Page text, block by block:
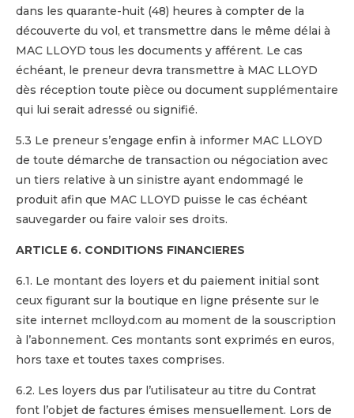
dans les quarante-huit (48) heures à compter de la
découverte du vol, et transmettre dans le même délai à
MAC LLOYD tous les documents y afférent. Le cas
échéant, le preneur devra transmettre à MAC LLOYD
dès réception toute pièce ou document supplémentaire
qui lui serait adressé ou signifié.
5.3 Le preneur s’engage enfin à informer MAC LLOYD
de toute démarche de transaction ou négociation avec
un tiers relative à un sinistre ayant endommagé le
produit afin que MAC LLOYD puisse le cas échéant
sauvegarder ou faire valoir ses droits.
ARTICLE 6. CONDITIONS FINANCIERES
6.1. Le montant des loyers et du paiement initial sont
ceux figurant sur la boutique en ligne présente sur le
site internet mclloyd.com au moment de la souscription
à l’abonnement. Ces montants sont exprimés en euros,
hors taxe et toutes taxes comprises.
6.2. Les loyers dus par l’utilisateur au titre du Contrat
font l’objet de factures émises mensuellement. Lors de